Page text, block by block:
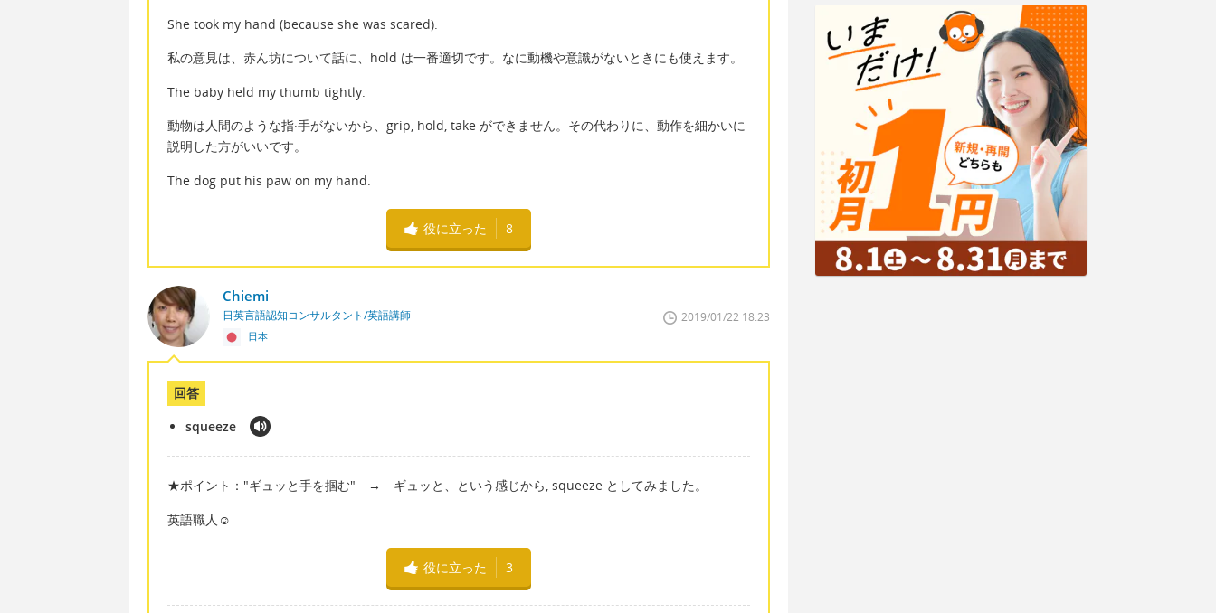
She took my hand (because she was scared).
私の意見は、赤ん坊について話に、hold は一番適切です。なに動機や意識がないときにも使えます。
The baby held my thumb tightly.
動物は人間のような指·手がないから、grip, hold, take ができません。その代わりに、動作を細かいに
説明した方がいいです。
The dog put his paw on my hand.
役に立った 8
Chiemi
日英言語認知コンサルタント/英語講師
日本
2019/01/22 18:23
回答
squeeze
★ポイント："ギュッと手を掴む" → ギュッと、という感じから, squeeze としてみました。
英語職人☺
役に立った 3